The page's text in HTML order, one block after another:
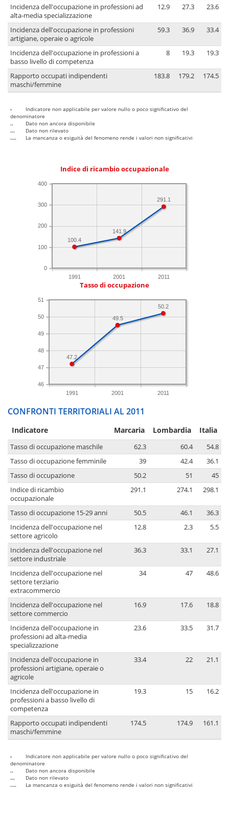
Incidenza dell'occupazione in professioni ad
alta-media specializzazione
12.9 27.3 23.6
Incidenza dell'occupazione in professioni
artigiane, operaie o agricole
59.3 36.9 33.4
Incidenza dell'occupazione in professioni a
basso livello di competenza
8 19.3 19.3
Rapporto occupati indipendenti
maschi/femmine
183.8 179.2 174.5
-
Indicatore non applicabile per valore nullo o poco significativo del
denominatore
..
Dato non ancora disponibile
...
Dato non rilevato
....
La mancanza o esiguità del fenomeno rende i valori non significativi
Indice di ricambio occupazionale
1991 2001 2011
0
100
200
300
400
291.1
141.9
100.4
Tasso di occupazione
1991 2001 2011
46
47
48
49
50
51
50.2
49.5
47.2
CONFRONTI TERRITORIALI AL 2011
Indicatore Marcaria Lombardia Italia
Tasso di occupazione maschile 62.3 60.4
54.8
Tasso di occupazione femminile
39 42.4
36.1
Tasso di occupazione
50.2 51
45
Indice di ricambio
occupazionale
291.1 274.1 298.1
Tasso di occupazione 15-29 anni 50.5 46.1
36.3
Incidenza dell'occupazione nel
settore agricolo
12.8 2.3 5.5
Incidenza dell'occupazione nel
settore industriale
36.3 33.1 27.1
Incidenza dell'occupazione nel
settore terziario
extracommercio
34 47 48.6
Incidenza dell'occupazione nel
settore commercio
16.9 17.6 18.8
Incidenza dell'occupazione in
professioni ad alta-media
specializzazione
23.6 33.5 31.7
Incidenza dell'occupazione in
professioni artigiane, operaie o
agricole
33.4 22 21.1
Incidenza dell'occupazione in
professioni a basso livello di
competenza
19.3 15 16.2
Rapporto occupati indipendenti
maschi/femmine
174.5 174.9 161.1
-
Indicatore non applicabile per valore nullo o poco significativo del
denominatore
..
Dato non ancora disponibile
...
Dato non rilevato
....
La mancanza o esiguità del fenomeno rende i valori non significativi